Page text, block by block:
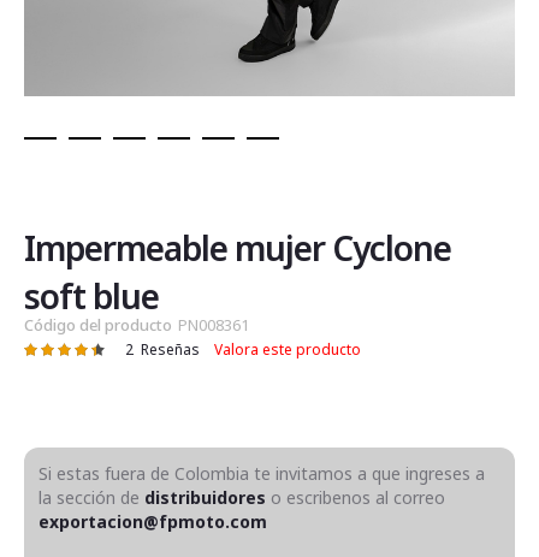
de
la
galería
de
imágenes
Impermeable mujer Cyclone
soft blue
Código del producto PN008361
Valoración: 2 Reseñas Valora este producto
Si estas fuera de Colombia te invitamos a que ingreses a
la sección de distribuidores o escribenos al correo
exportacion@fpmoto.com